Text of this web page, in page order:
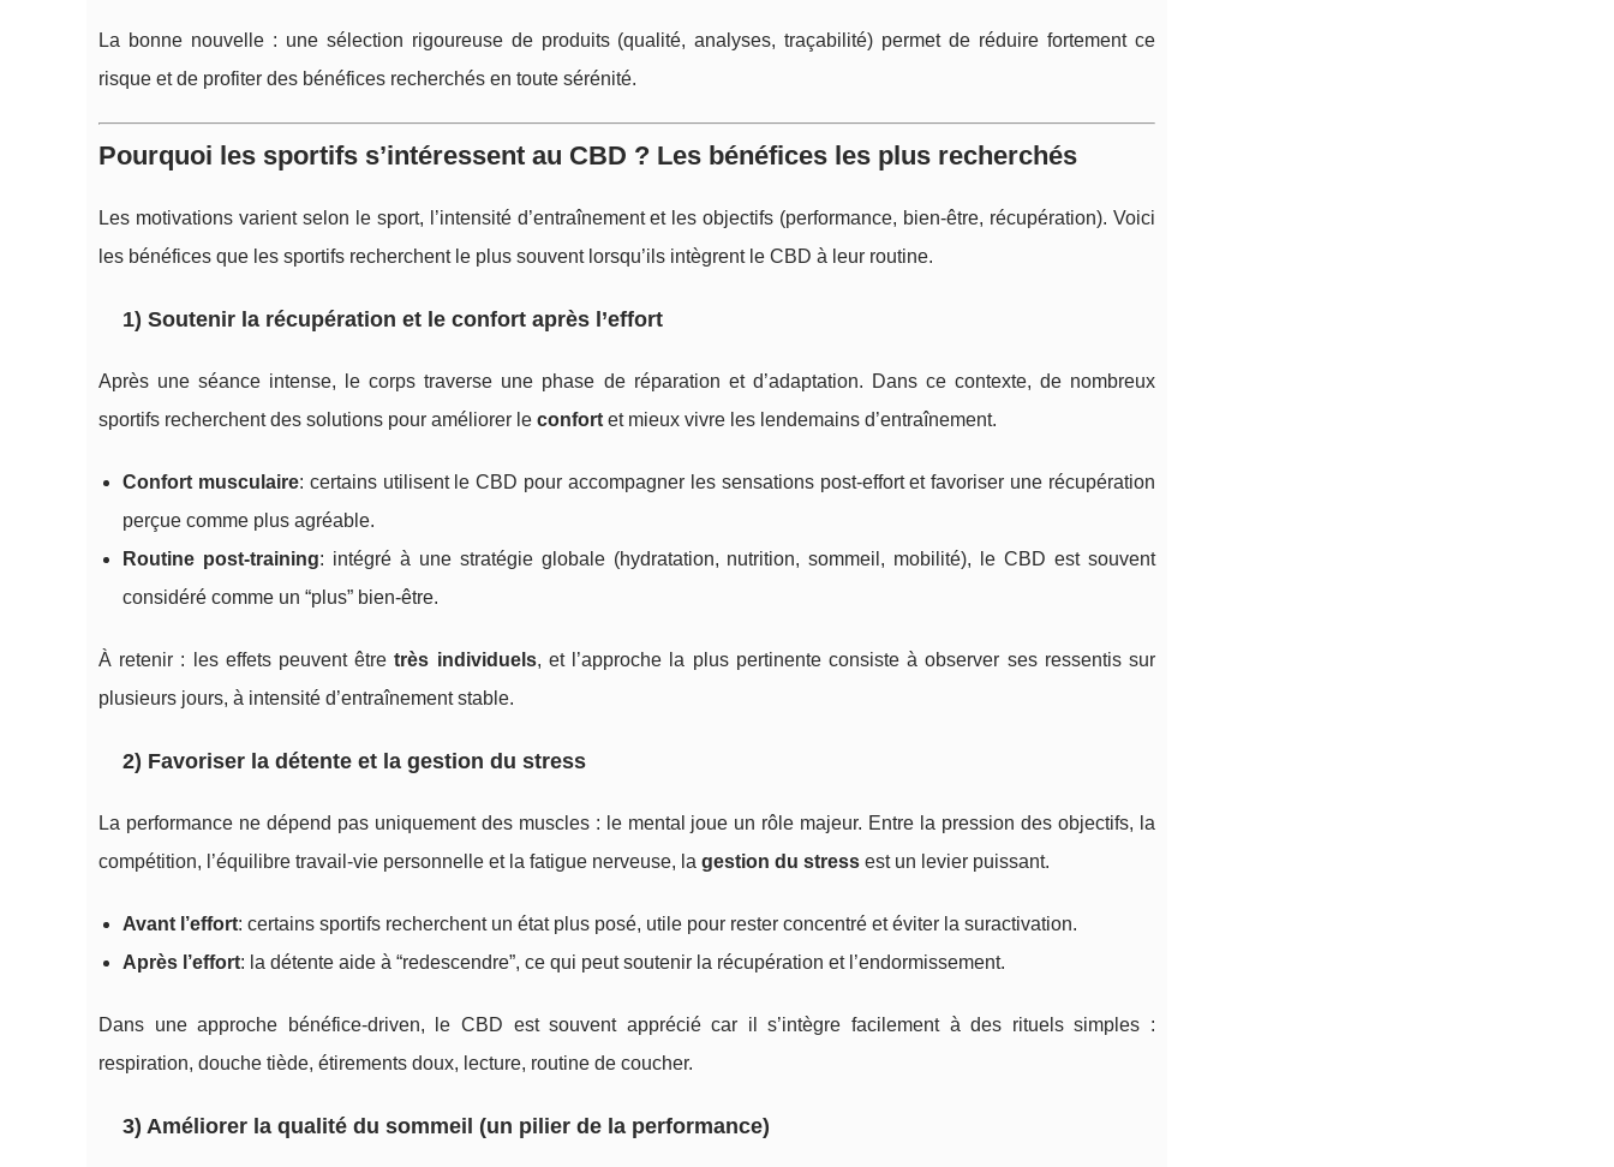
La bonne nouvelle : une sélection rigoureuse de produits (qualité, analyses, traçabilité) permet de réduire fortement ce
risque et de profiter des bénéfices recherchés en toute sérénité.
Pourquoi les sportifs s’intéressent au CBD ? Les bénéfices les plus recherchés
Les motivations varient selon le sport, l’intensité d’entraînement et les objectifs (performance, bien-être, récupération). Voici
les bénéfices que les sportifs recherchent le plus souvent lorsqu’ils intègrent le CBD à leur routine.
1) Soutenir la récupération et le confort après l’effort
Après une séance intense, le corps traverse une phase de réparation et d’adaptation. Dans ce contexte, de nombreux
sportifs recherchent des solutions pour améliorer le confort et mieux vivre les lendemains d’entraînement.
Confort musculaire: certains utilisent le CBD pour accompagner les sensations post-effort et favoriser une récupération
perçue comme plus agréable.
Routine post-training: intégré à une stratégie globale (hydratation, nutrition, sommeil, mobilité), le CBD est souvent
considéré comme un “plus” bien-être.
À retenir : les effets peuvent êtretrès individuels, et l’approche la plus pertinente consiste à observer ses ressentis sur
plusieurs jours, à intensité d’entraînement stable.
2) Favoriser la détente et la gestion du stress
La performance ne dépend pas uniquement des muscles : le mental joue un rôle majeur. Entre la pression des objectifs, la
compétition, l’équilibre travail-vie personnelle et la fatigue nerveuse, la gestion du stress est un levier puissant.
Avant l’effort: certains sportifs recherchent un état plus posé, utile pour rester concentré et éviter la suractivation.
Après l’effort: la détente aide à “redescendre”, ce qui peut soutenir la récupération et l’endormissement.
Dans une approche bénéfice-driven, le CBD est souvent apprécié car il s’intègre facilement à des rituels simples :
respiration, douche tiède, étirements doux, lecture, routine de coucher.
3) Améliorer la qualité du sommeil (un pilier de la performance)